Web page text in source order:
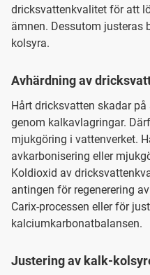
dricksvattenkvalitet för att
ämnen. Dessutom justeras
kolsyra.
Avhärdning av
Hårt dricksvatten skadar
genom kalkavlagringar.
mjukgöring i vattenverket.
avkarbonisering eller
Koldioxid av
antingen för regenerering
Carix-processen eller för
kalciumkarbonatbalansen.
Justering av kalk-